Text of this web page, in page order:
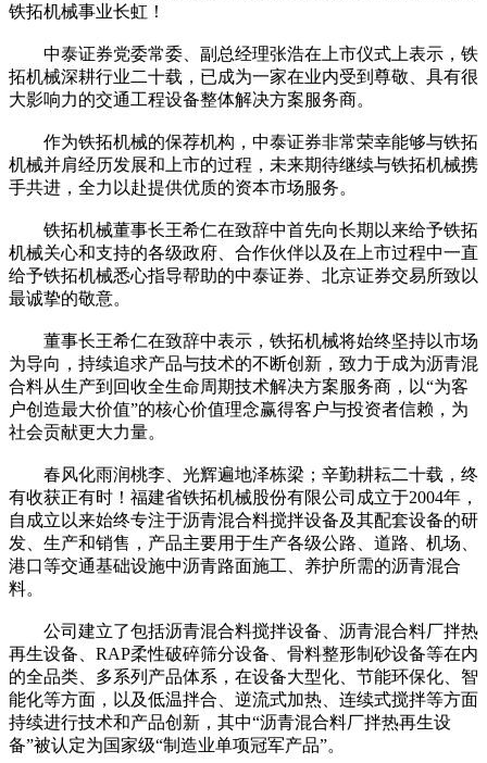
铁拓机械事业长虹！
中泰证券党委常委、副总经理张浩在上市仪式上表示，铁
拓机械深耕行业二十载，已成为一家在业内受到尊敬、具有很
大影响力的交通工程设备整体解决方案服务商。
作为铁拓机械的保荐机构，中泰证券非常荣幸能够与铁拓
机械并肩经历发展和上市的过程，未来期待继续与铁拓机械携
手共进，全力以赴提供优质的资本市场服务。
铁拓机械董事长王希仁在致辞中首先向长期以来给予铁拓
机械关心和支持的各级政府、合作伙伴以及在上市过程中一直
给予铁拓机械悉心指导帮助的中泰证券、北京证券交易所致以
最诚挚的敬意。
董事长王希仁在致辞中表示，铁拓机械将始终坚持以市场
为导向，持续追求产品与技术的不断创新，致力于成为沥青混
合料从生产到回收全生命周期技术解决方案服务商，以“为客
户创造最大价值”的核心价值理念赢得客户与投资者信赖，为
社会贡献更大力量。
春风化雨润桃李、光辉遍地泽栋梁；辛勤耕耘二十载，终
有收获正有时！福建省铁拓机械股份有限公司成立于2004年，
自成立以来始终专注于沥青混合料搅拌设备及其配套设备的研
发、生产和销售，产品主要用于生产各级公路、道路、机场、
港口等交通基础设施中沥青路面施工、养护所需的沥青混合
料。
公司建立了包括沥青混合料搅拌设备、沥青混合料厂拌热
再生设备、RAP柔性破碎筛分设备、骨料整形制砂设备等在内
的全品类、多系列产品体系，在设备大型化、节能环保化、智
能化等方面，以及低温拌合、逆流式加热、连续式搅拌等方面
持续进行技术和产品创新，其中“沥青混合料厂拌热再生设
备”被认定为国家级“制造业单项冠军产品”。